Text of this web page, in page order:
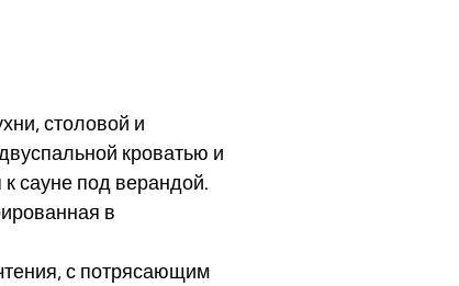
столовой и
кроватью и
сауне под верандой.
в
с потрясающим